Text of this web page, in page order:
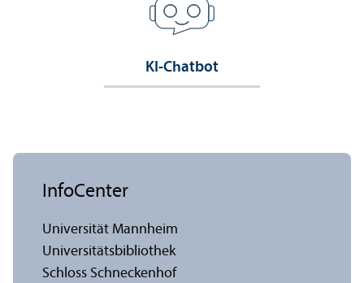
KI-Chatbot
InfoCenter
Universität Mannheim
Universitäts­bibliothek
Schloss Schneckenhof